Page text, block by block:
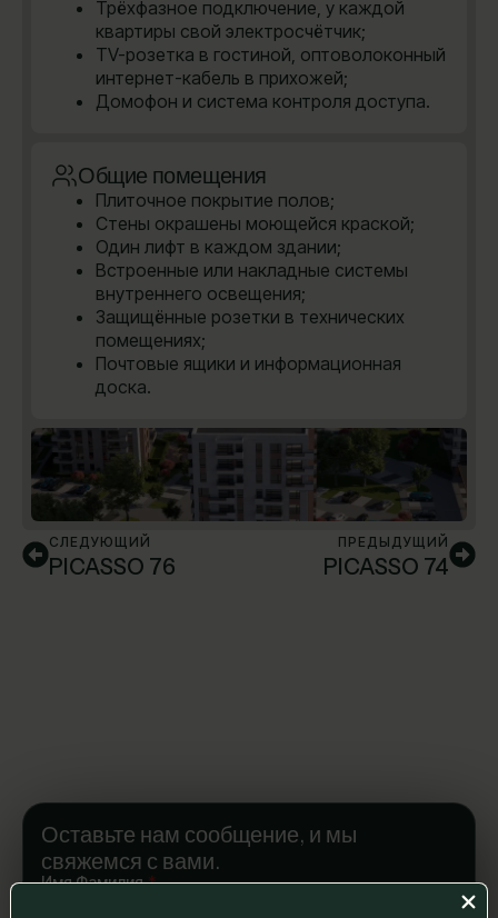
Трёхфазное подключение, у каждой
квартиры свой электросчётчик;
TV-розетка в гостиной, оптоволоконный
интернет-кабель в прихожей;
Домофон и система контроля доступа.
Общие помещения
Плиточное покрытие полов;
Стены окрашены моющейся краской;
Один лифт в каждом здании;
Встроенные или накладные системы
внутреннего освещения;
Защищённые розетки в технических
помещениях;
Почтовые ящики и информационная
доска.
СЛЕДУЮЩИЙ
PICASSO 76
ПРЕДЫДУЩИЙ
PICASSO 74
Оставьте нам сообщение, и мы
свяжемся с вами.
Имя Фамилия *